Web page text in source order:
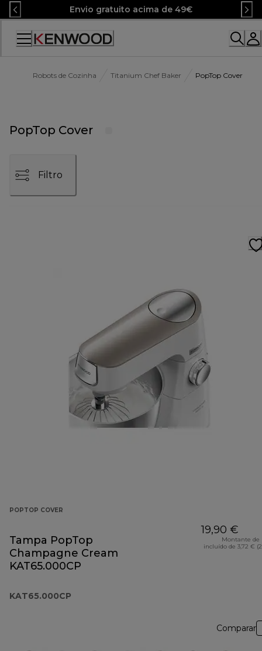
Skip
to
Content
Envio gratuito acima de 49€
Robots de Cozinha Titanium Chef Baker PopTop Cover
PopTop Cover
Filtro
POPTOP COVER
Tampa PopTop
Champagne Cream
KAT65.000CP
KAT65.000CP
19,90 €
Montante de
incluído de 3,72 €
Comparar